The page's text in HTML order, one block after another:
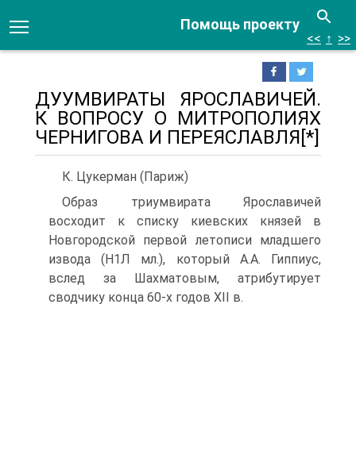
Помощь проекту
<< ↑ >>
ДУУМВИРАТЫ ЯРОСЛАВИЧЕЙ.
К ВОПРОСУ О МИТРОПОЛИЯХ
ЧЕРНИГОВА И ПЕРЕЯСЛАВЛЯ[*]
К. Цукерман (Париж)
Образ триумвирата Ярославичей
восходит к списку киевских князей в
Новгородской первой летописи младшего
извода (Н1Л мл.), который А.А. Гиппиус,
вслед за Шахматовым, атрибутирует
сводчику конца 60-х годов ХІІ в.